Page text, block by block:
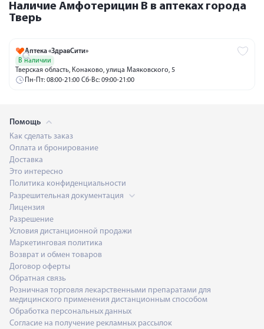
Наличие Амфотерицин В в аптеках города
Тверь
Аптека «ЗдравСити»
В наличии
Тверская область, Конаково, улица Маяковского, 5
Пн-Пт: 08:00-21:00 Сб-Вс: 09:00-21:00
Помощь
Как сделать заказ
Оплата и бронирование
Доставка
Это интересно
Политика конфиденциальности
Разрешительная документация
Лицензия
Разрешение
Условия дистанционной продажи
Маркетинговая политика
Возврат и обмен товаров
Договор оферты
Обратная связь
Розничная торговля лекарственными препаратами для
медицинского применения дистанционным способом
Обработка персональных данных
Согласие на получение рекламных рассылок